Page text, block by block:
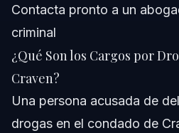
Contacta pronto a un
criminal
¿Qué Son los Cargos por
Craven?
Una persona acusada de
drogas en el condado de